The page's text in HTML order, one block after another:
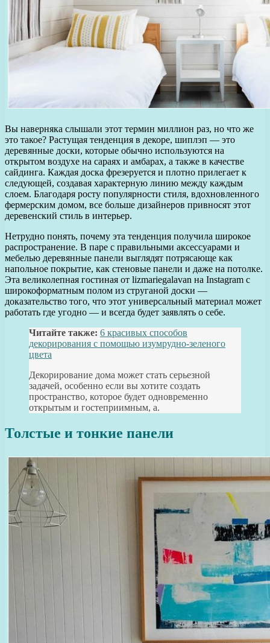
Вы наверняка слышали этот термин миллион раз, но что же
это такое? Растущая тенденция в декоре, шиплэп — это
деревянные доски, которые обычно используются на
открытом воздухе на сараях и амбарах, а также в качестве
сайдинга. Каждая доска фрезеруется и плотно прилегает к
следующей, создавая характерную линию между каждым
слоем. Благодаря росту популярности стиля, вдохновленного
фермерским домом, все больше дизайнеров привносят этот
деревенский стиль в интерьер.
Нетрудно понять, почему эта тенденция получила широкое
распространение. В паре с правильными аксессуарами и
мебелью деревянные панели выглядят потрясающе как
напольное покрытие, как стеновые панели и даже на потолке.
Эта великолепная гостиная от lizmariegalavan на Instagram с
широкоформатным полом из струганой доски —
доказательство того, что этот универсальный материал может
работать где угодно — и всегда будет заявлять о себе.
Читайте также: 6 красивых способов
декорирования с помощью изумрудно-зеленого
цвета
Декорирование дома может стать серьезной
задачей, особенно если вы хотите создать
пространство, которое будет одновременно
открытым и гостеприимным, а.
Толстые и тонкие панели